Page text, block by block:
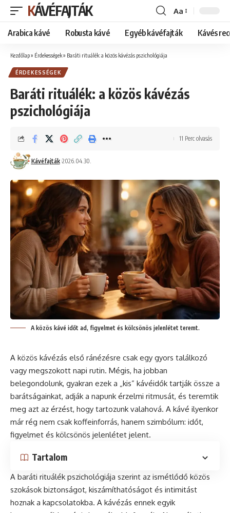
KÁVÉFAJTÁK
Font
Resizer
Aa
Arabica kávé Robusta kávé Egyéb kávéfajták Kávés
Kezdőlap» Érdekességek» Baráti rituálék: a közös kávézás pszichológiája
ÉRDEKESSÉGEK
Baráti rituálék: a közös kávézás
pszichológiája
Kávéfajták 2026.04.30.
11 Perc olvasás
A közös kávé időt ad, figyelmet és kölcsönös jelenlétet teremt.
A közös kávézás első ránézésre csak egy gyors találkozó
vagy megszokott napi rutin. Mégis, ha jobban
belegondolunk, gyakran ezek a „kis” kávéidők tartják össze a
barátságainkat, adják a napunk érzelmi ritmusát, és teremtik
meg azt az érzést, hogy tartozunk valahová. A kávé ilyenkor
már rég nem csak koffeinforrás, hanem szimbólum: időt,
figyelmet és kölcsönös jelenlétet jelent.
Tartalom
A baráti rituálék pszichológiája szerint az ismétlődő közös
szokások biztonságot, kiszámíthatóságot és intimitást
hoznak a kapcsolatokba. A kávézás ennek egyik